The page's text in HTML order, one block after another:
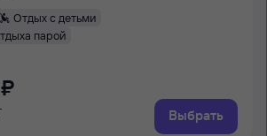
Отдых с детьми
парой
Выбрать